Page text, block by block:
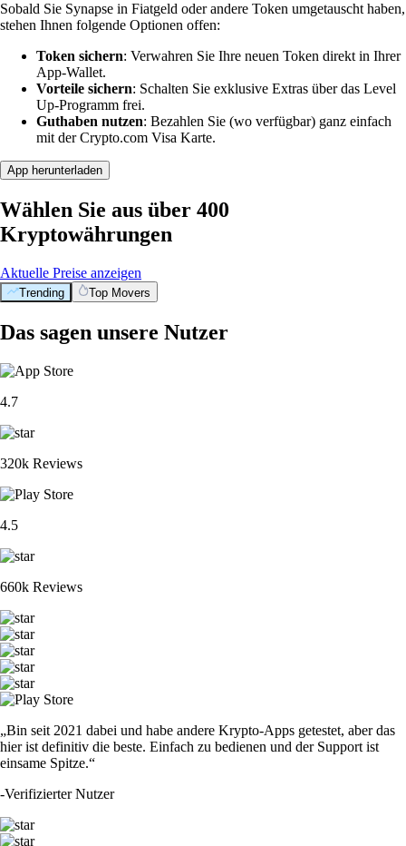
Sobald Sie Synapse in Fiatgeld oder andere Token umgetauscht haben,
stehen Ihnen folgende Optionen offen:
Token sichern: Verwahren Sie Ihre neuen Token direkt in Ihrer
App-Wallet.
Vorteile sichern: Schalten Sie exklusive Extras über das Level
Up-Programm frei.
Guthaben nutzen: Bezahlen Sie (wo verfügbar) ganz einfach
mit der Crypto.com Visa Karte.
App herunterladen
Wählen Sie aus über 400
Kryptowährungen
Aktuelle Preise anzeigen
Trending Top Movers
Das sagen unsere Nutzer
4.7
320k Reviews
4.5
660k Reviews
„Bin seit 2021 dabei und habe andere Krypto-Apps getestet, aber das
hier ist definitiv die beste. Einfach zu bedienen und der Support ist
einsame Spitze.“
-Verifizierter Nutzer